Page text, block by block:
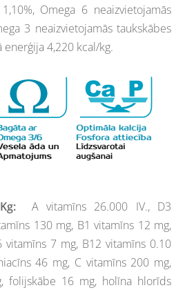
Omega 6 neaizvietojamās
3 neaizvietojamās taukskābes
4,220 kcal/kg.
A vitamīns 26.000 IV., D3
130 mg, B1 vitamīns 12 mg,
vitamīns 7 mg, B12 vitamīns 0.10
46 mg, C vitamīns 200 mg,
folijskābe 16 mg, holīna hlorīds